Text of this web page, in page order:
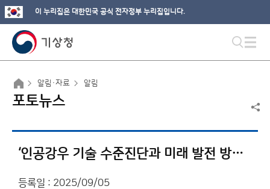
이 누리집은 대한민국 공식 전자정부 누리집입니다.
알림·자료 알림
포토뉴스
‘인공강우 기술 수준진단과 미래 발전 방향’ 정책토론회
등록일 : 2025/09/05